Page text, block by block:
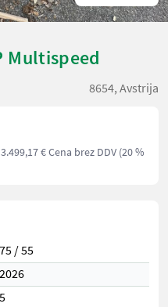
Multispeed
8654, Avstrija
€ Cena brez DDV (20 %
75 / 55
2026
5